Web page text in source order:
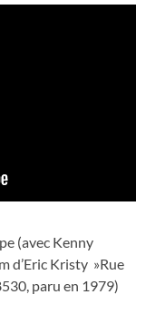
(avec Kenny
d’Eric Kristy »Rue
paru en 1979)